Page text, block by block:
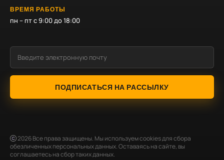
ВРЕМЯ РАБОТЫ
пн – пт с 9:00 до 18:00
ПОДПИСАТЬСЯ НА РАССЫЛКУ
2026Все права защищены. Мы используем cookies для сбора
обезличенных персональных данных. Оставаясь на сайте, вы
соглашаетесь на сбор таких данных.